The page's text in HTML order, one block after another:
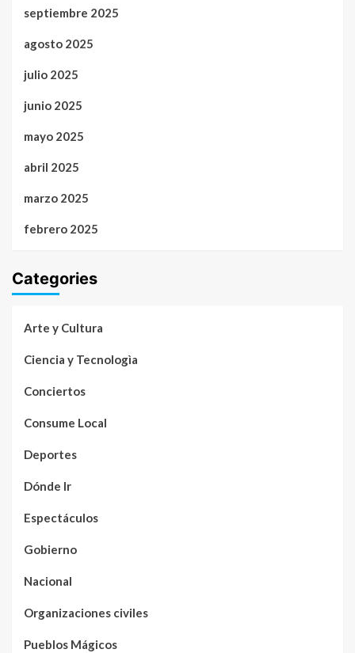
septiembre 2025
agosto 2025
julio 2025
junio 2025
mayo 2025
abril 2025
marzo 2025
febrero 2025
Categories
Arte y Cultura
Ciencia y Tecnologìa
Conciertos
Consume Local
Deportes
Dónde Ir
Espectáculos
Gobierno
Nacional
Organizaciones civiles
Pueblos Mágicos